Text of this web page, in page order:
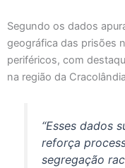
Segundo os dados
geográfica das prisões
periféricos, com
na região da
“Esses dados
reforça
segregação